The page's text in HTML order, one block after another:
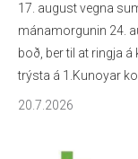
17. august vegna
mánamorgunin 24.
boð, ber til at ringja
trýsta á 1.Kunoyar
20.7.2026